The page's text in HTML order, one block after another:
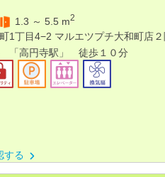
1.3 ～ 5.5 m2
1丁目4−2 マルエツプチ大和町店
「高円寺駅」 徒歩１０分
する